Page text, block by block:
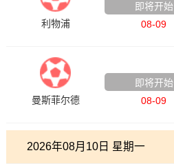
利物浦
即将开始
08-09
曼斯菲尔德
即将开始
08-09
2026年08月10日 星期一